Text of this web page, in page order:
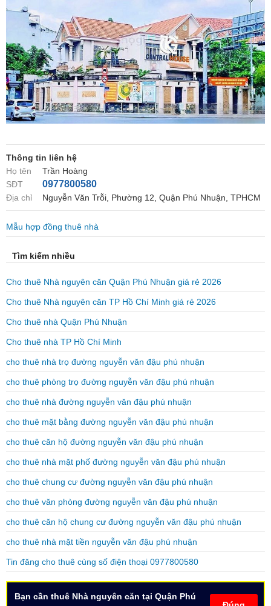
Thông tin liên hệ
Họ tên
Trần Hoàng
SĐT
0977800580
Địa chỉ Nguyễn Văn Trỗi, Phường 12, Quận Phú Nhuận, TPHCM
Mẫu hợp đồng thuê nhà
Tìm kiếm nhiều
Cho thuê Nhà nguyên căn Quận Phú Nhuận giá rẻ 2026
Cho thuê Nhà nguyên căn TP Hồ Chí Minh giá rẻ 2026
Cho thuê nhà Quận Phú Nhuận
Cho thuê nhà TP Hồ Chí Minh
cho thuê nhà trọ đường nguyễn văn đậu phú nhuận
cho thuê phòng trọ đường nguyễn văn đậu phú nhuận
cho thuê nhà đường nguyễn văn đậu phú nhuận
cho thuê mặt bằng đường nguyễn văn đậu phú nhuận
cho thuê căn hộ đường nguyễn văn đậu phú nhuận
cho thuê nhà mặt phố đường nguyễn văn đậu phú nhuận
cho thuê chung cư đường nguyễn văn đậu phú nhuận
cho thuê văn phòng đường nguyễn văn đậu phú nhuận
cho thuê căn hộ chung cư đường nguyễn văn đậu phú nhuận
cho thuê nhà mặt tiền nguyễn văn đậu phú nhuận
Tin đăng cho thuê cùng số điện thoại 0977800580
Bạn cần thuê Nhà nguyên căn tại Quận Phú